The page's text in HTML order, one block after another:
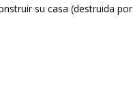
su casa (destruida por